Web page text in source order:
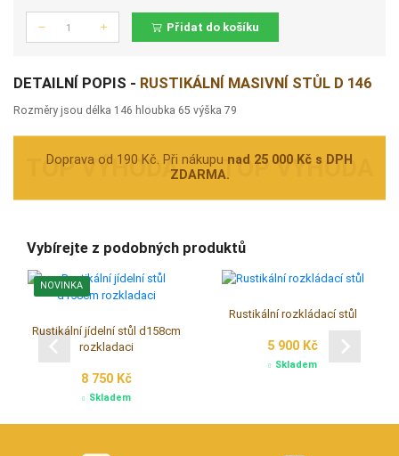
Přidat do košíku
DETAILNÍ POPIS - RUSTIKÁLNÍ MASIVNÍ STŮL D 146
Rozměry jsou délka 146 hloubka 65 výška 79
Doprava od 190 Kč. Při nákupu nad 25 000 Kč s DPH
ZDARMA.
Vybírejte z podobných produktů
NOVINKA
Rustikální jídelní stůl d158cm
rozkladaci
8 750 Kč
Skladem
Rustikální rozkládací stůl
5 900 Kč
Skladem